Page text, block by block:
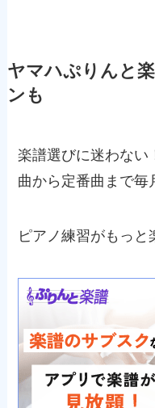
ヤマハぷりんと
ンも
楽譜選びに迷わない
曲から定番曲まで毎
ピアノ練習がもっと